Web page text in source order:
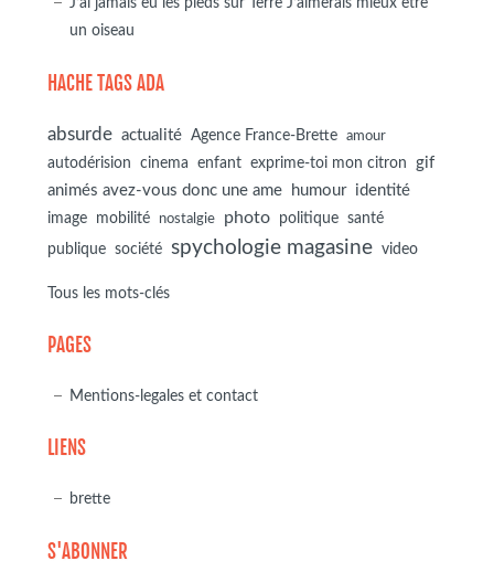
un oiseau
HACHE TAGS ADA
absurde actualité Agence France-Brette amour
autodérision cinema enfant exprime-toi mon citron
gif
animés avez-vous donc une ame
humour identité
image mobilité nostalgie photo politique
santé
publique
société spychologie magasine video
Tous les mots-clés
PAGES
Mentions-legales et contact
LIENS
brette
S'ABONNER